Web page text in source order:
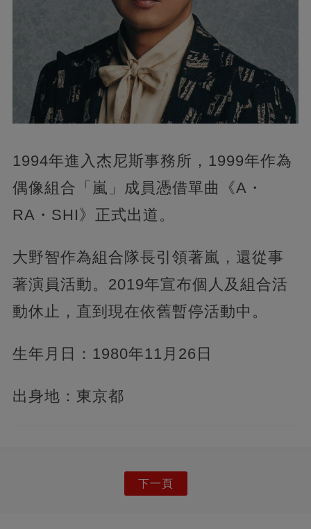
1994年進入杰尼斯事務所，1999年作為
偶像組合「嵐」成員憑借單曲《A・
RA・SHI》正式出道。
大野智作為組合隊長引領著嵐，還從事
著演員活動。2019年宣布個人及組合活
動休止，直到現在依舊暫停活動中。
生年月日：1980年11月26日
出身地：東京都
下一頁